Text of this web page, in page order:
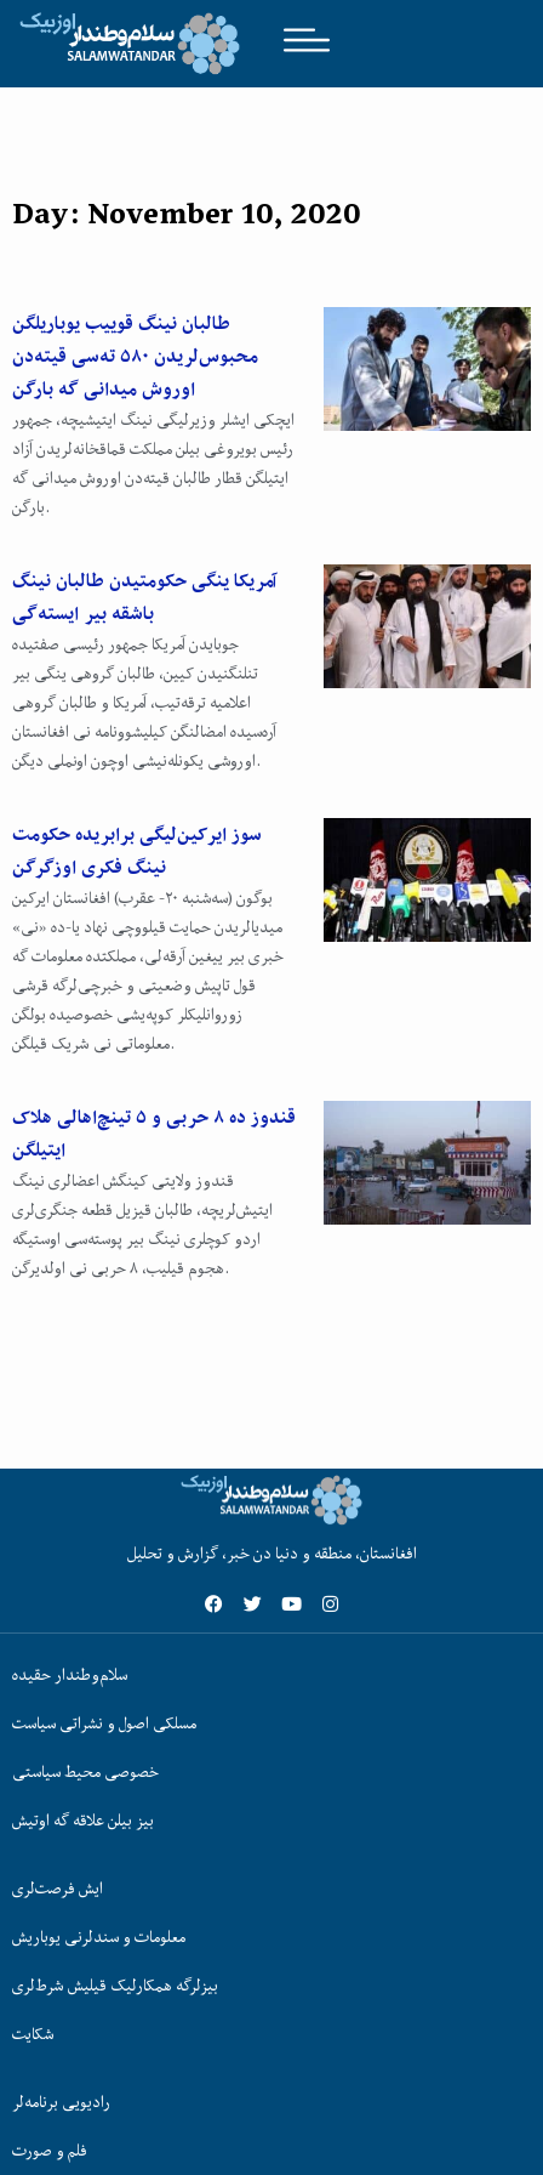
Day: November 10, 2020
طالبان نینگ قوییب یوباریلگن
محبوس‌لریدن ۵۸۰ ته‌سی قیته‌دن
اوروش میدانی گه بارگن
ایچکی ایشلر وزیرلیگی نینگ ایتیشیچه، جمهور
رئیس بویروغی بیلن مملکت قماقخانه‌لریدن آزاد
ایتیلگن قطار طالبان قیته‌دن اوروش میدانی گه
بارگن.
آمریکا ینگی حکومتیدن طالبان نینگ
باشقه بیر ایسته‌گی
جوبایدن آمریکا جمهور رئیسی صفتیده
تنلنگنیدن کیین، طالبان گروهی ینگی بیر
اعلامیه ترقه‌تیب، آمریکا و طالبان گروهی
آره‌سیده امضالنگن کیلیشوونامه نی افغانستان
اوروشی یکونله‌نیشی اوچون اونملی دیگن.
سوز ایرکین‌لیگی برابریده حکومت
نینگ فکری اوزگرگن
بوگون (سه‌شنبه ۲۰- عقرب) افغانستان ایرکین
میدیالریدن حمایت قیلووچی نهاد یا-ده «نی»
خبری بیر ییغین آرقه‌لی، مملکتده معلومات گه
قول تاپیش وضعیتی و خبرچی‌لرگه قرشی
زوروانلیکلر کوپه‌یشی خصوصیده بولگن
معلوماتی نی شریک قیلگن.
قندوز ده ۸ حربی و ۵ تینچ‌اهالی هلاک
ایتیلگن
قندوز ولایتی کینگش اعضالری نینگ
ایتیش‌لریچه، طالبان قیزیل قطعه جنگری‌لری
اردو کوچلری نینگ بیر پوسته‌سی اوستیگه
هجوم قیلیب، ۸ حربی نی اولدیرگن.
افغانستان، منطقه و دنیا دن خبر، گزارش و تحلیل
سلام‌وطندار حقیده
مسلکی اصول و نشراتی سیاست
خصوصی محیط سیاستی
بیز بیلن علاقه گه اوتیش
ایش فرصت‌لری
معلومات و سندلرنی یوباریش
بیزلرگه همکارلیک قیلیش شرط‌لری
شکایت
رادیویی برنامه‌لر
فلم و صورت